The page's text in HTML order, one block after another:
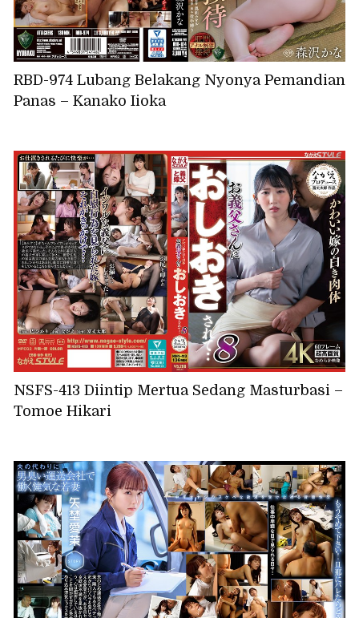
RBD-974 Lubang Belakang Nyonya Pemandian
Panas – Kanako Iioka
NSFS-413 Diintip Mertua Sedang Masturbasi –
Tomoe Hikari